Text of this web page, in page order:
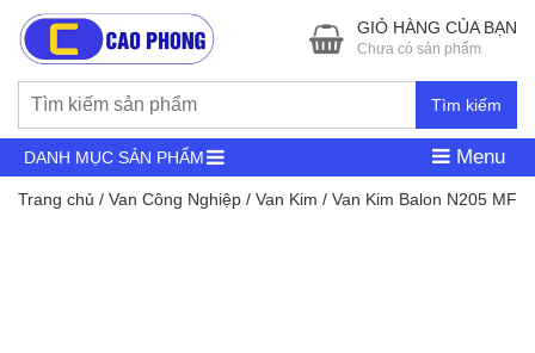
Tìm kiếm
GIỎ HÀNG CỦA BẠN
Chưa có sản phẩm
DANH MỤC SẢN PHẨM Menu
Trang chủ / Van Công Nghiệp / Van Kim / Van Kim Balon N205 MF